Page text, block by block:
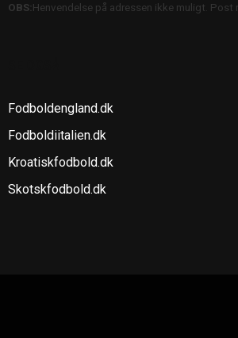
OBS:Henvendelse på adressen ikke muligt.
Fodboldengland.dk
Fodboldiitalien.dk
Kroatiskfodbold.dk
Skotskfodbold.dk